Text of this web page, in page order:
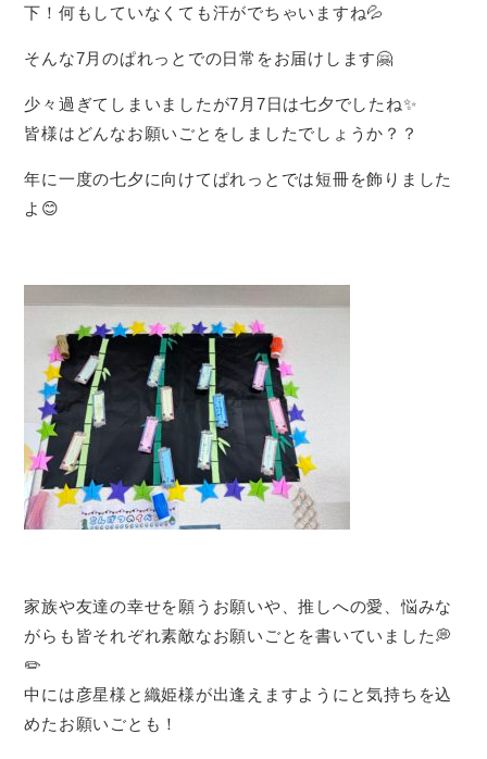
下！何もしていなくても汗がでちゃいますね💦
そんな7月のぱれっとでの日常をお届けします‪🤗‬
少々過ぎてしまいましたが7月7日は七夕でしたね✨️
皆様はどんなお願いごとをしましたでしょうか？？
年に一度の七夕に向けてぱれっとでは短冊を飾りました
よ😊
家族や友達の幸せを願うお願いや、推しへの愛、悩みな
がらも皆それぞれ素敵なお願いごとを書いていました💭
✏️
中には彦星様と織姫様が出逢えますようにと気持ちを込
めたお願いごとも！